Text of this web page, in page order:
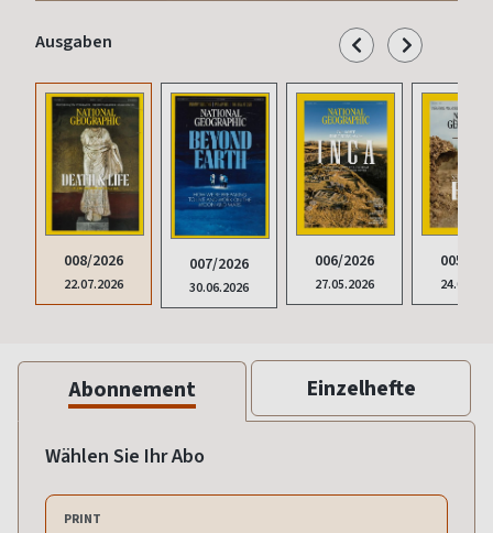
Ausgaben
008/2026
22.07.2026
007/2026
30.06.2026
006/2026
27.05.2026
005/
Abonnement Einzelhefte
Wählen Sie Ihr Abo
PRINT